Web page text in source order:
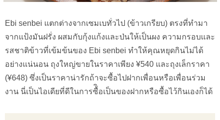
Ebi senbei แตกต่างจากเซมเบทั่วไป (ข้าวเกรียบ) ตรงที่ทำมา
จากแป้งมันฝรั่ง ผสมกับกุ้งแก้งและป่นให้เป็นผง ความกรอบและ
รสชาติข้าวที่เข้มข้นของ Ebi senbei ทำให้คุณหยุดกินไม่ได้
อย่างแน่นอน ถุงใหญ่ขายในราคาเพียง ¥540 และถุงเล็กราคา
(¥648) ซึ่งเป็นราคาน่ารักถ้าจะซื้อไปฝากเพื่อนหรือเพื่อนร่วม
งาน นี่เป็นไอเดียที่ดีในการซื้ิอเป็นของฝากหรือซื้อไว้กินเองก็ได้